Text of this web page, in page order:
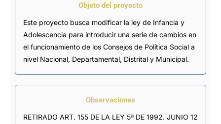
Objeto del proyecto
Este proyecto busca modificar la ley de Infancia y
Adolescencia para introducir una serie de cambios en
el funcionamiento de los Consejos de Política Social a
nivel Nacional, Departamental, Distrital y Municipal.
Observaciones
RETIRADO ART. 155 DE LA LEY 5ª DE 1992. JUNIO 12